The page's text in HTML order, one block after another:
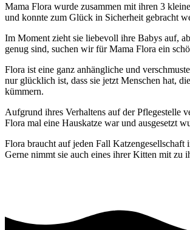
Mama Flora wurde zusammen mit ihren 3
und konnte zum Glück in Sicherheit gebracht
Im Moment zieht sie liebevoll ihre Babys auf,
genug sind, suchen wir für Mama Flora ein
Flora ist eine ganz anhängliche und
nur glücklich ist, dass sie jetzt Menschen hat,
kümmern.
Aufgrund ihres Verhaltens auf der Pflegestelle
Flora mal eine Hauskatze war und ausgesetzt
Flora braucht auf jeden Fall Katzengesellschaft
Gerne nimmt sie auch eines ihrer Kitten mit zu